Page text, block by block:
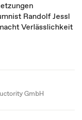
Randolf Jessl
Verlässlichkeit
GmbH